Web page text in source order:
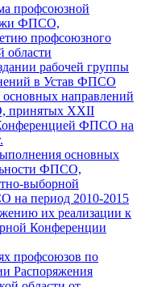
профсоюзной
ФПСО,
профсоюзного
области
рабочей группы
в Устав ФПСО
направлений
принятых XXII
ФПСО на
основных
ФПСО,
выборной
на период 2010-2015
их реализации к
Конференции
профсоюзов по
Распоряжения